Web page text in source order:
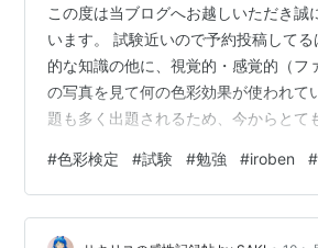
この度は当ブログへお越しいただき誠
います。 試験近いので予約投稿して
的な知識の他に、視覚的・感覚的（フ
の写真を見て何の色彩効果が使われて
題も多く出題されるため、今からとて
な部分の勉強がうまくいかず、解き慣
だけ。 色の違いが見分けられない致
するため、「iroben」を使って色に目
#色彩検定 #試験 #勉強 #iroben #